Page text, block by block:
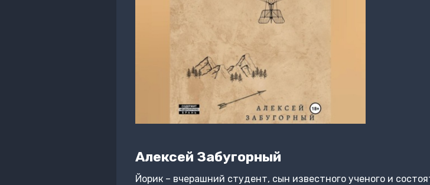
Алексей Забугорный
Йорик – вчерашний студент, сын известного ученого и